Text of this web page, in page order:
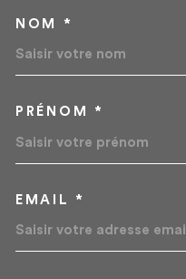
NOM *
PRÉNOM *
EMAIL *